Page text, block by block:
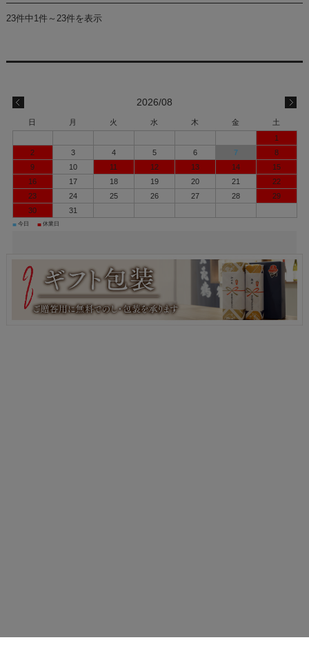
23件中1件～23件を表示
2026/08
日 月 火 水 木 金
土
1
2
3 4 5 6 7
8
9
10 11 12 13 14
15
16
17 18 19 20 21
22
23
24 25 26 27 28
29
30
31
■ 今日 ■ 休業日